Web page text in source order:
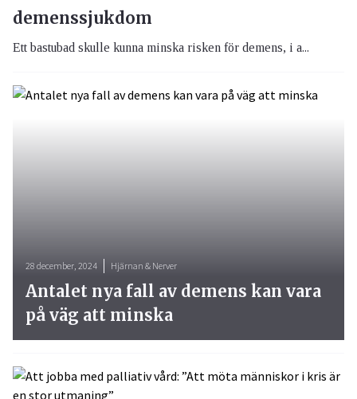
demenssjukdom
Ett bastubad skulle kunna minska risken för demens, i a...
28 december, 2024 Hjärnan & Nerver
Antalet nya fall av demens kan vara
på väg att minska